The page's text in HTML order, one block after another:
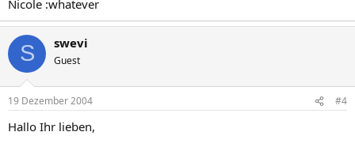
Nicole :whatever
S swevi
Guest
19 Dezember 2004 #4
Hallo Ihr lieben,